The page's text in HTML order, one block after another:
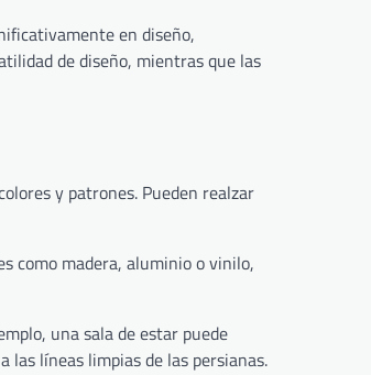
en diseño,
de diseño, mientras que las
y patrones. Pueden realzar
como madera, aluminio o vinilo,
una sala de estar puede
las líneas limpias de las persianas.